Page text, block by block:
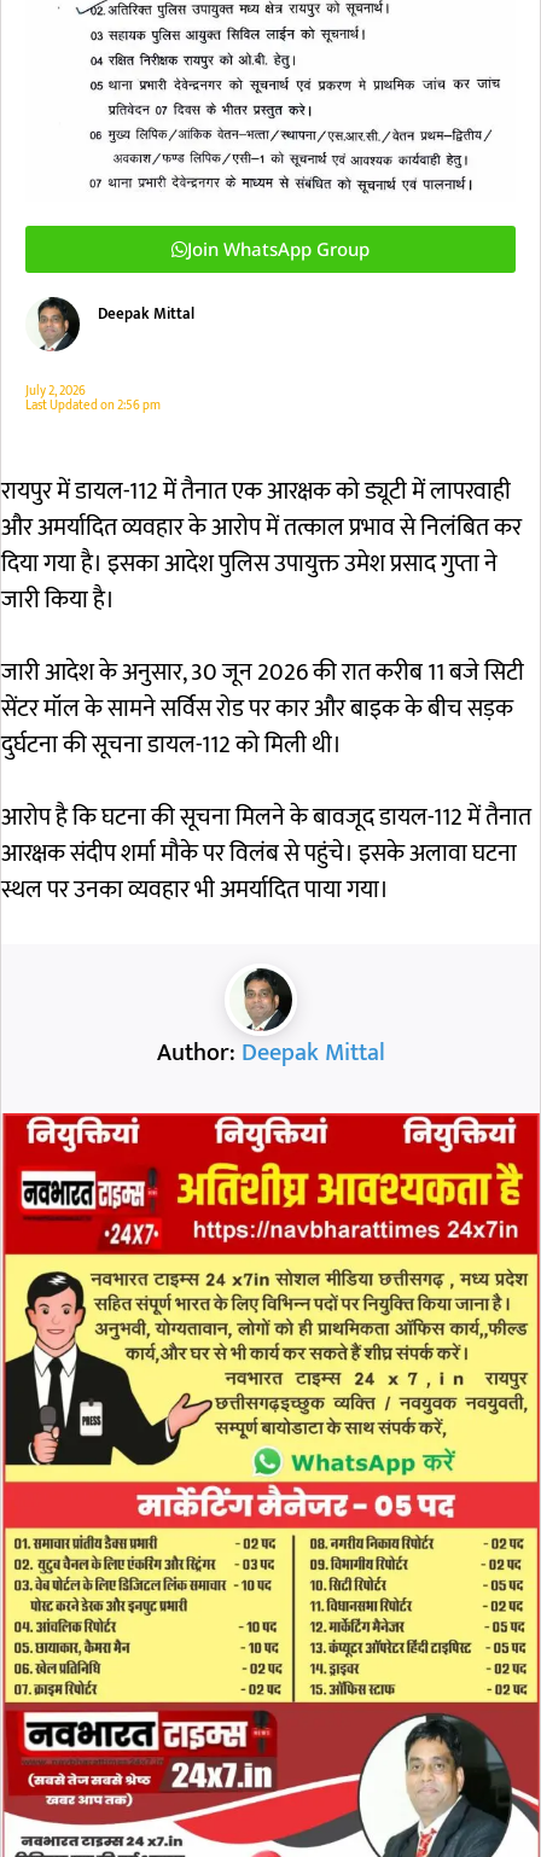
Join WhatsApp Group
Deepak Mittal
July 2, 2026
Last Updated on2:56 pm
रायपुर में डायल-112 में तैनात एक आरक्षक को ड्यूटी में लापरवाही
और अमर्यादित व्यवहार के आरोप में तत्काल प्रभाव से निलंबित कर
दिया गया है। इसका आदेश पुलिस उपायुक्त उमेश प्रसाद गुप्ता ने
जारी किया है।
जारी आदेश के अनुसार, 30 जून 2026 की रात करीब 11 बजे सिटी
सेंटर मॉल के सामने सर्विस रोड पर कार और बाइक के बीच सड़क
दुर्घटना की सूचना डायल-112 को मिली थी।
आरोप है कि घटना की सूचना मिलने के बावजूद डायल-112 में तैनात
आरक्षक संदीप शर्मा मौके पर विलंब से पहुंचे। इसके अलावा घटना
स्थल पर उनका व्यवहार भी अमर्यादित पाया गया।
Author: Deepak Mittal